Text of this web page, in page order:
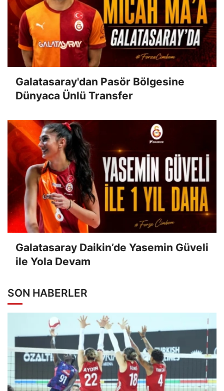
Galatasaray'dan Pasör Bölgesine
Dünyaca Ünlü Transfer
Galatasaray Daikin’de Yasemin Güveli
ile Yola Devam
SON HABERLER